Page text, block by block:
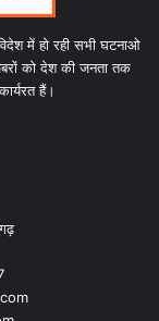
में हो रही सभी घटनाओ
को देश की जनता तक
हैं।